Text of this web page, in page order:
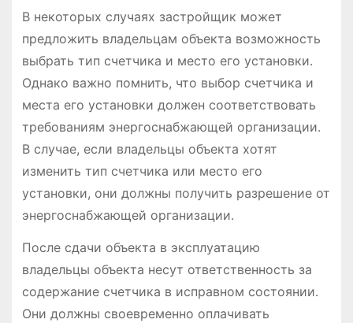
В некоторых случаях застройщик может
предложить владельцам объекта возможность
выбрать тип счетчика и место его установки․
Однако важно помнить, что выбор счетчика и
места его установки должен соответствовать
требованиям энергоснабжающей организации․
В случае, если владельцы объекта хотят
изменить тип счетчика или место его
установки, они должны получить разрешение от
энергоснабжающей организации․
После сдачи объекта в эксплуатацию
владельцы объекта несут ответственность за
содержание счетчика в исправном состоянии․
Они должны своевременно оплачивать